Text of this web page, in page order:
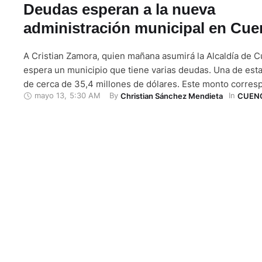
Deudas esperan a la nueva
administración municipal en
A Cristian Zamora, quien mañana asumirá la Alcaldía de
espera un municipio que tiene varias deudas. Una de
de cerca de 35,4 millones de dólares. Este monto
crédito que pidió la municipalidad para el proyecto
mayo 13 5:30 AM By Christian Sánchez Mendieta In